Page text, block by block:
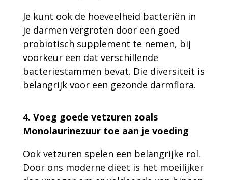
Je kunt ook de hoeveelheid bacteriën in
je darmen vergroten door een goed
probiotisch supplement te nemen, bij
voorkeur een dat verschillende
bacteriestammen bevat. Die diversiteit is
belangrijk voor een gezonde darmflora.
4. Voeg goede vetzuren zoals
Monolaurinezuur toe aan je voeding
Ook vetzuren spelen een belangrijke rol.
Door ons moderne dieet is het moeilijker